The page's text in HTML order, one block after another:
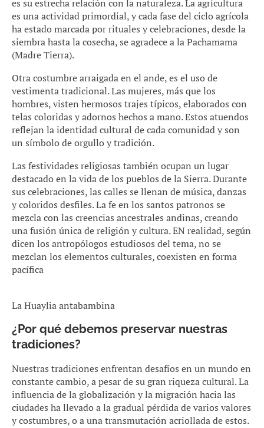
es su estrecha relación con la naturaleza. La agricultura
es una actividad primordial, y cada fase del ciclo agrícola
ha estado marcada por rituales y celebraciones, desde la
siembra hasta la cosecha, se agradece a la Pachamama
(Madre Tierra).
Otra costumbre arraigada en el ande, es el uso de
vestimenta tradicional. Las mujeres, más que los
hombres, visten hermosos trajes típicos, elaborados con
telas coloridas y adornos hechos a mano. Estos atuendos
reflejan la identidad cultural de cada comunidad y son
un símbolo de orgullo y tradición.
Las festividades religiosas también ocupan un lugar
destacado en la vida de los pueblos de la Sierra. Durante
sus celebraciones, las calles se llenan de música, danzas
y coloridos desfiles. La fe en los santos patronos se
mezcla con las creencias ancestrales andinas, creando
una fusión única de religión y cultura. EN realidad, según
dicen los antropólogos estudiosos del tema, no se
mezclan los elementos culturales, coexisten en forma
pacífica
La Huaylia antabambina
¿Por qué debemos preservar nuestras
tradiciones?
Nuestras tradiciones enfrentan desafíos en un mundo en
constante cambio, a pesar de su gran riqueza cultural. La
influencia de la globalización y la migración hacia las
ciudades ha llevado a la gradual pérdida de varios valores
y costumbres, o a una transmutación acriollada de estos.